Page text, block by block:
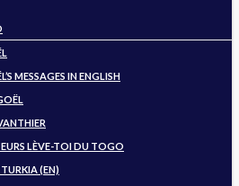
MESSAGES IN ENGLISH
LÈVE-TOI DU TOGO
(EN)